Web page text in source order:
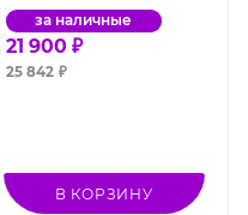
за наличные
21 900 ₽
25 842 ₽
В КОРЗИНУ